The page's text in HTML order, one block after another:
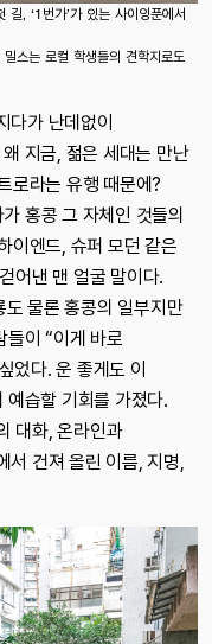
, ‘1번가’가 있는 사이잉푼에서
스는 로컬 학생들의 견학지로도
다가 난데없이
지금, 젊은 세대는 만난
로라는 유행 때문에?
홍콩 그 자체인 것들의
이엔드, 슈퍼 모던 같은
어낸 맨 얼굴 말이다.
물론 홍콩의 일부지만
들이 “이게 바로
었다. 운 좋게도 이
예습할 기회를 가졌다.
대화, 온라인과
서 건져 올린 이름, 지명,